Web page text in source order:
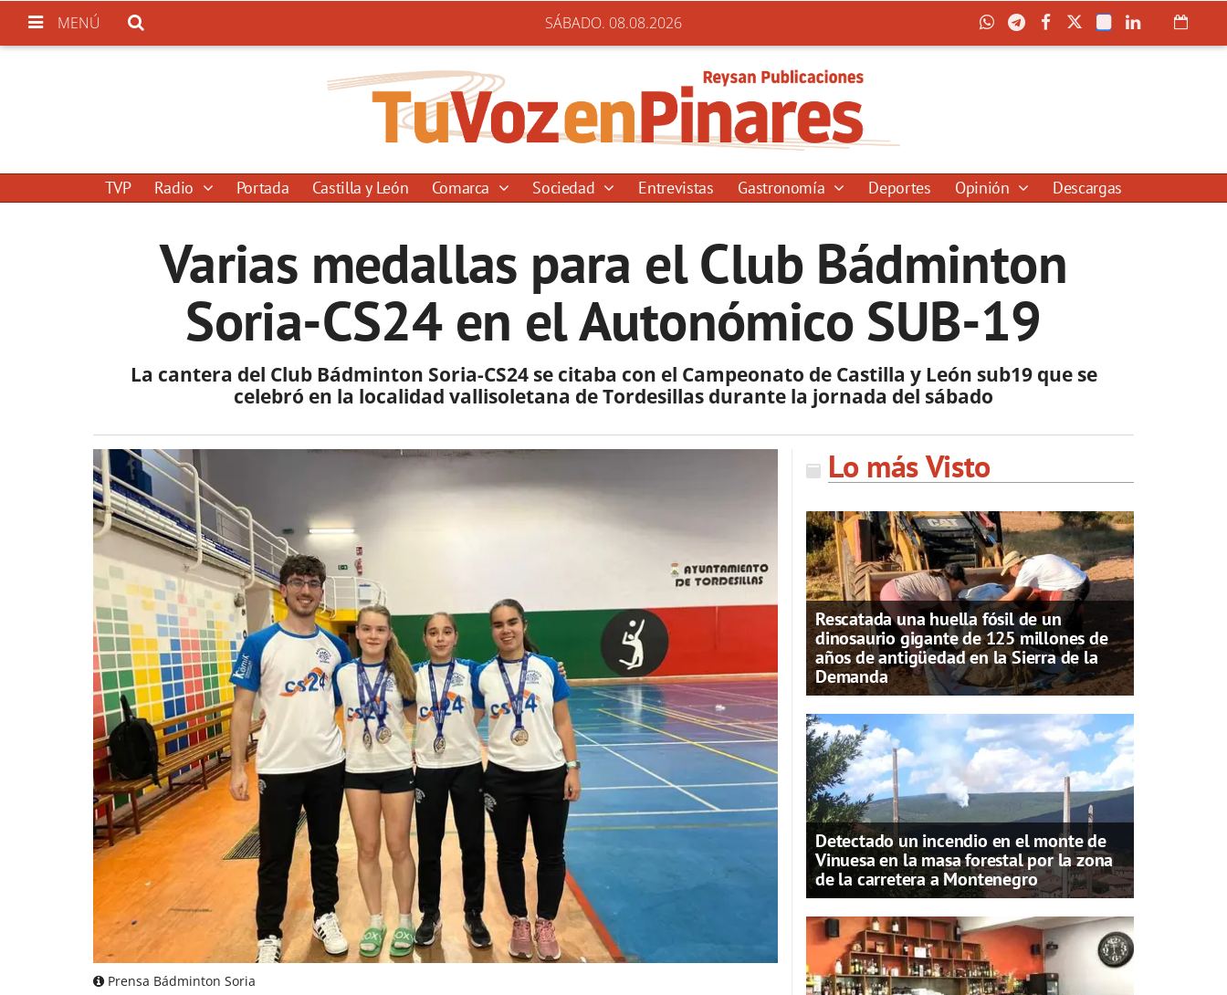
MENÚ SÁBADO. 08.08.2026
TVP Radio Portada Castilla y León Comarca Sociedad Entrevistas Gastronomía Deportes Opinión Descargas
Varias medallas para el Club Bádminton
Soria-CS24 en el Autonómico SUB-19
La cantera del Club Bádminton Soria-CS24 se citaba con el Campeonato de Castilla y León sub19 que se
celebró en la localidad vallisoletana de Tordesillas durante la jornada del sábado
Prensa Bádminton Soria
Lo más Visto
Rescatada una huella fósil de un
dinosaurio gigante de 125 millones de
años de antigüedad en la Sierra de la
Demanda
Detectado un incendio en el monte de
Vinuesa en la masa forestal por la zona
de la carretera a Montenegro